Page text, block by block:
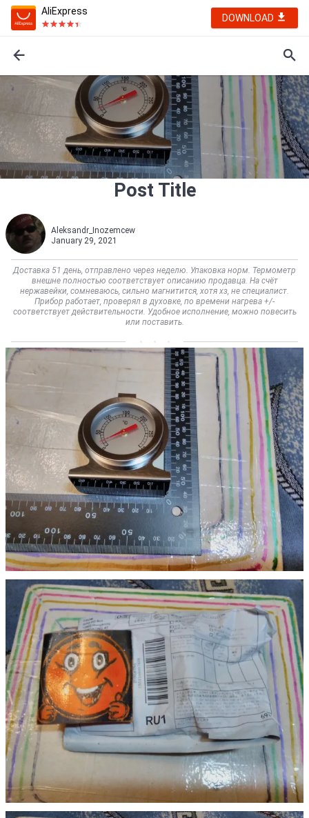
AliExpress
DOWNLOAD
Post Title
Aleksandr_Inozemcew
January 29, 2021
Доставка 51 день, отправлено через неделю. Упаковка норм. Термометр
внешне полностью соответствует описанию продавца. На счёт
нержавейки, сомневаюсь, сильно магнитится, хотя хз, не специалист.
Прибор работает, проверял в духовке, по времени нагрева +/-
соответствует действительности. Удобное исполнение, можно повесить
или поставить.